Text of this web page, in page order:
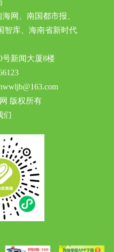
网、南国都市报、
智库、海南省新时代
新闻大厦8楼
版权所有
们